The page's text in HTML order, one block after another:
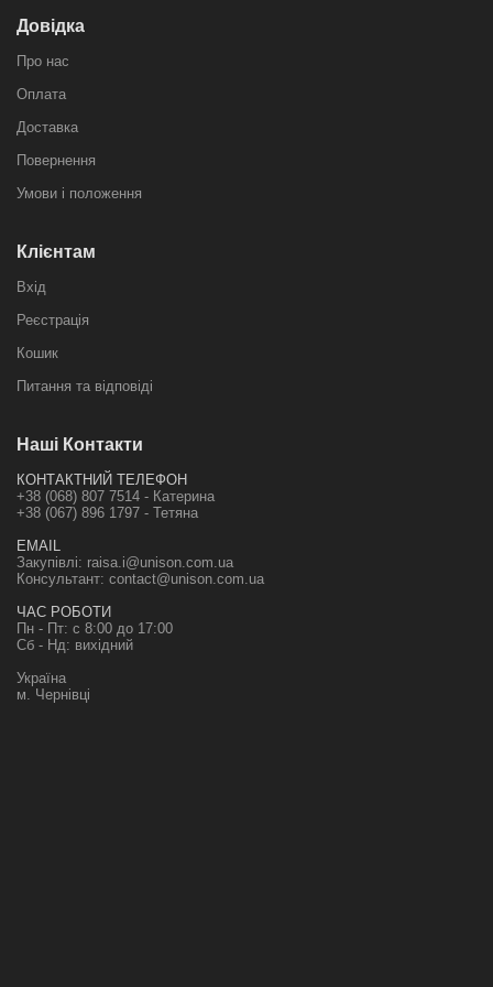
Довідка
Про нас
Оплата
Доставка
Повернення
Умови і положення
Клієнтам
Вхід
Реєстрація
Кошик
Питання та відповіді
Наші Контакти
КОНТАКТНИЙ ТЕЛЕФОН
+38 (068) 807 7514 - Катерина
+38 (067) 896 1797 - Тетяна
EMAIL
Закупівлі: raisa.i@unison.com.ua
Консультант: contact@unison.com.ua
ЧАС РОБОТИ
Пн - Пт: с 8:00 до 17:00
Сб - Нд: вихідний
Україна
м. Чернівці